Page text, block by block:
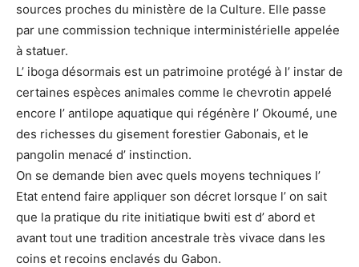
sources proches du ministère de la Culture. Elle passe
par une commission technique interministérielle appelée
à statuer.
L’ iboga désormais est un patrimoine protégé à l’ instar de
certaines espèces animales comme le chevrotin appelé
encore l’ antilope aquatique qui régénère l’ Okoumé, une
des richesses du gisement forestier Gabonais, et le
pangolin menacé d’ instinction.
On se demande bien avec quels moyens techniques l’
Etat entend faire appliquer son décret lorsque l’ on sait
que la pratique du rite initiatique bwiti est d’ abord et
avant tout une tradition ancestrale très vivace dans les
coins et recoins enclavés du Gabon.